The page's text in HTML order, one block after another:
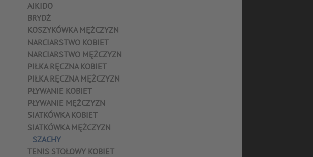
AIKIDO
BRYDŻ
KOSZYKÓWKA MĘŻCZYZN
NARCIARSTWO KOBIET
NARCIARSTWO MĘŻCZYZN
PIŁKA RĘCZNA KOBIET
PIŁKA RĘCZNA MĘŻCZYZN
PŁYWANIE KOBIET
PŁYWANIE MĘŻCZYZN
SIATKÓWKA KOBIET
SIATKÓWKA MĘŻCZYZN
SZACHY
TENIS STOŁOWY KOBIET